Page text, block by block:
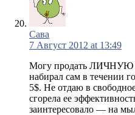
Сава
7 Август 2012 at 13:49
Могу продать ЛИЧНУЮ
набирал сам в течении
5$. Не отдаю в
сгорела ее
заинтересовало — на